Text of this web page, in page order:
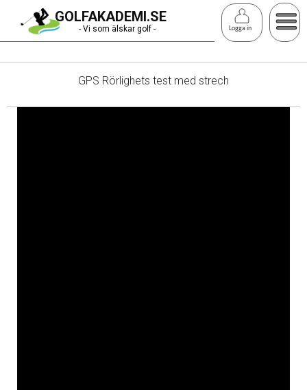
Hoppa
till
huvudinnehåll
Logga in
GOLFAKADEMI.SE
- Vi som älskar golf -
GPS Rörlighets test med strech